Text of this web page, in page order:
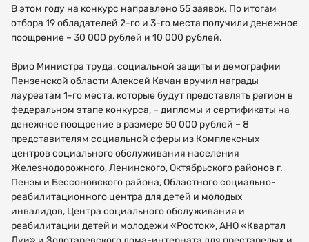
В этом году на конкурс направлено 55 заявок. По итогам
отбора 19 обладателей 2-го и 3-го места получили денежное
поощрение – 30 000 рублей и 10 000 рублей.
Врио Министра труда, социальной защиты и демографии
Пензенской области Алексей Качан вручил награды
лауреатам 1-го места, которые будут представлять регион в
федеральном этапе конкурса, – дипломы и сертификаты на
денежное поощрение в размере 50 000 рублей – 8
представителям социальной сферы из Комплексных
центров социального обслуживания населения
Железнодорожного, Ленинского, Октябрьского районов г.
Пензы и Бессоновского района, Областного социально-
реабилитационного центра для детей и молодых
инвалидов, Центра социального обслуживания и
реабилитации детей и молодежи «Росток», АНО «Квартал